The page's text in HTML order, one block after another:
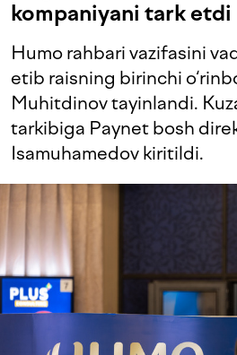
kompaniyani tark etdi
Humo rahbari vazifasini
etib raisning birinchi
Muhitdinov tayinlandi.
tarkibiga Paynet bosh
Isamuhamedov kiritildi.